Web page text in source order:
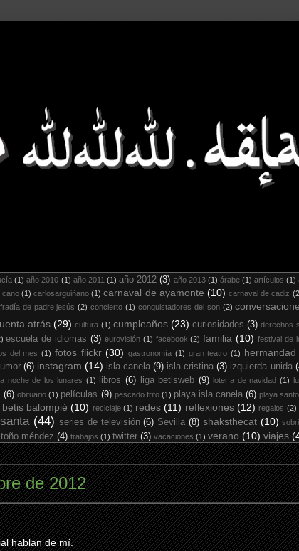
(1) año 2010 (1) año 2011 (1) año 2012 (3) año 2013 (1) árabe (1) artículos (1)
cano (1) carlosarguiñano (1) carnaval de ayamonte (10) carnaval de cadiz
de padre jesús (2) concierto (1) conquistadores del son (2)
atrás (29) cultura (1) cumpleaños (23) curiosidades (3) derechos
escuela de idiomas (3) eurovisión (1) facebook (2) familia (10) festival de
del mes (1) fotos flickr (30) gastronomía (1) gran teatro (1)
(6) instagram (14) isla canela (9) isla cristina (3) izquierda unida
noche de los lunares (1) libros (6) liga betisweb (9) lotería de navidad (1)
(6) obituario (1) películas (9) pescado frito (1) playa isla canela (6) playa
balompié (10) reciclaje (1) redes (11) reflexiones (12) regalos (2)
(44) series de televisión (6) Sevilla (8) shaksthecat (10)
toño méndez (4) trabajos (1) twitter (3) vacaciones (1) verano (10) viajes
de 2012
hablan de mí.